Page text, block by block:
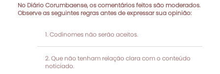
No Diário Corumbaense, os comentários feitos são moderados.
Observe as seguintes regras antes de expressar sua opinião:
Codinomes não serão aceitos.
Que não tenham relação clara com o conteúdo
noticiado.